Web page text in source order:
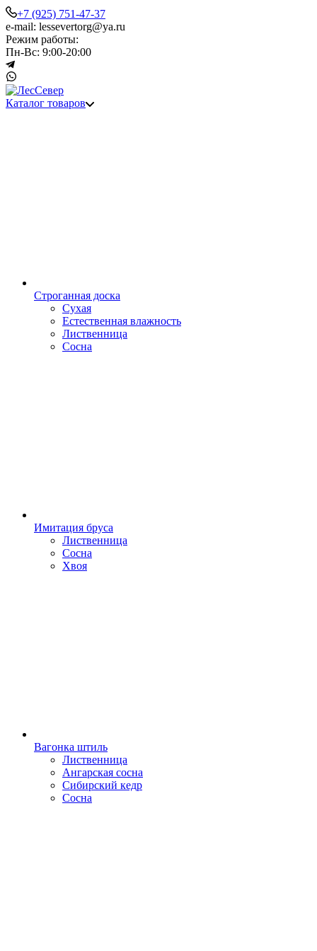
+7 (925) 751-47-37
e-mail: lessevertorg@ya.ru
Режим работы:
Пн-Вс: 9:00-20:00
Каталог товаров
Строганная доска
Сухая
Естественная влажность
Лиственница
Сосна
Имитация бруса
Лиственница
Сосна
Хвоя
Вагонка штиль
Лиственница
Ангарская сосна
Сибирский кедр
Сосна